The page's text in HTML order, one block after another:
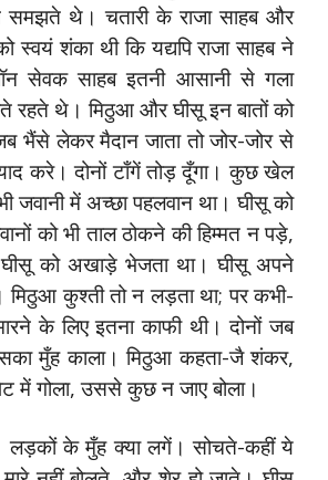
समझते थे। चतारी के राजा साहब और
शंका थी कि यद्यपि राजा साहब ने
सेवक साहब इतनी आसानी से गला
रहते थे। मिठुआ और घीसू इन बातों को
भैंसे लेकर मैदान जाता तो जोर-जोर से
करे। दोनों टाँगें तोड़ दूँगा। कुछ खेल
जवानी में अच्छा पहलवान था। घीसू को
को भी ताल ठोकने की हिम्मत न पड़े,
घीसू को अखाड़े भेजता था। घीसू अपने
कुश्ती तो न लड़ता था; पर कभी-
के लिए इतना काफी थी। दोनों जब
मुँह काला। मिठुआ कहता-जै शंकर,
में गोला, उससे कुछ न जाए बोला।
लड़कों के मुँह क्या लगें। सोचते-कहीं ये